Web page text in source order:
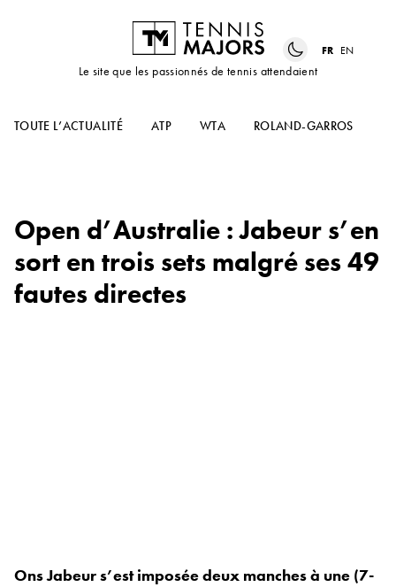
Le site que les passionnés de tennis attendaient
FR EN
TOUTE L’ACTUALITÉ ATP WTA ROLAND-GARROS
Open d’Australie : Jabeur s’en
sort en trois sets malgré ses 49
fautes directes
Ons Jabeur s’est imposée deux manches à une (7-